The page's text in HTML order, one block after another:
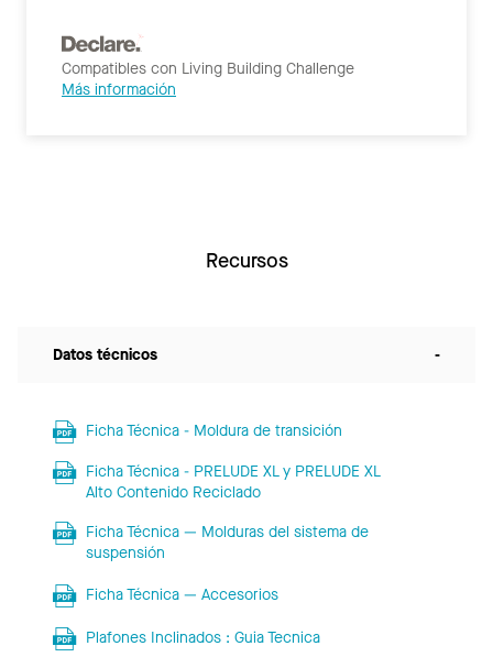
Compatibles con Living Building Challenge
Más información
Recursos
Datos técnicos -
Ficha Técnica - Moldura de transición
Ficha Técnica - PRELUDE XL y PRELUDE XL
Alto Contenido Reciclado
Ficha Técnica — Molduras del sistema de
suspensión
Ficha Técnica — Accesorios
Plafones Inclinados : Guia Tecnica